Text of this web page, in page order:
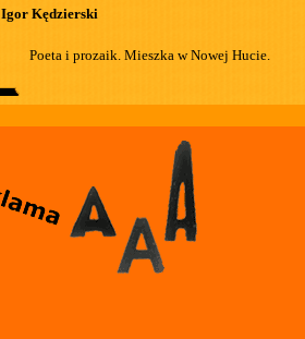
Igor Kędzierski
Poeta i prozaik. Mieszka w Nowej Hucie.